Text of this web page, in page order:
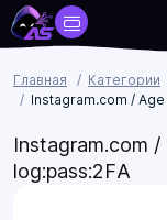
Главная Категории
Instagram.com /
Instagram.com
log:pass:2FA